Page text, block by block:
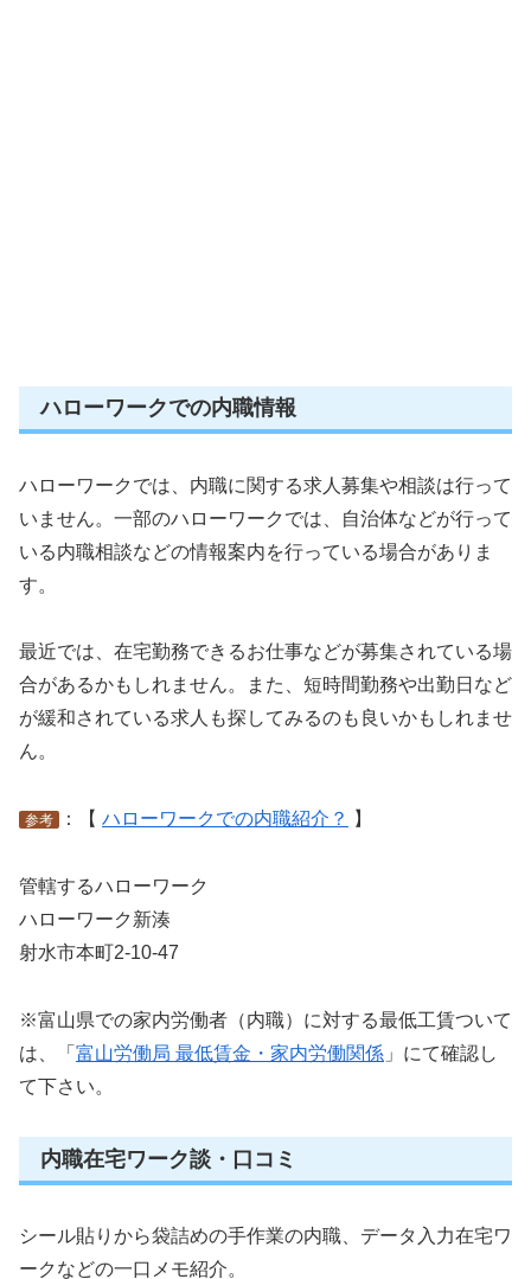
ハローワークでの内職情報
ハローワークでは、内職に関する求人募集や相談は行って
いません。一部のハローワークでは、自治体などが行って
いる内職相談などの情報案内を行っている場合がありま
す。
最近では、在宅勤務できるお仕事などが募集されている場
合があるかもしれません。また、短時間勤務や出勤日など
が緩和されている求人も探してみるのも良いかもしれませ
ん。
参考 ：【 ハローワークでの内職紹介？ 】
管轄するハローワーク
ハローワーク新湊
射水市本町2-10-47
※富山県での家内労働者（内職）に対する最低工賃ついて
は、「 富山労働局 最低賃金・家内労働関係 」にて確認し
て下さい。
内職在宅ワーク談・口コミ
シール貼りから袋詰めの手作業の内職、データ入力在宅ワ
ークなどの一口メモ紹介。